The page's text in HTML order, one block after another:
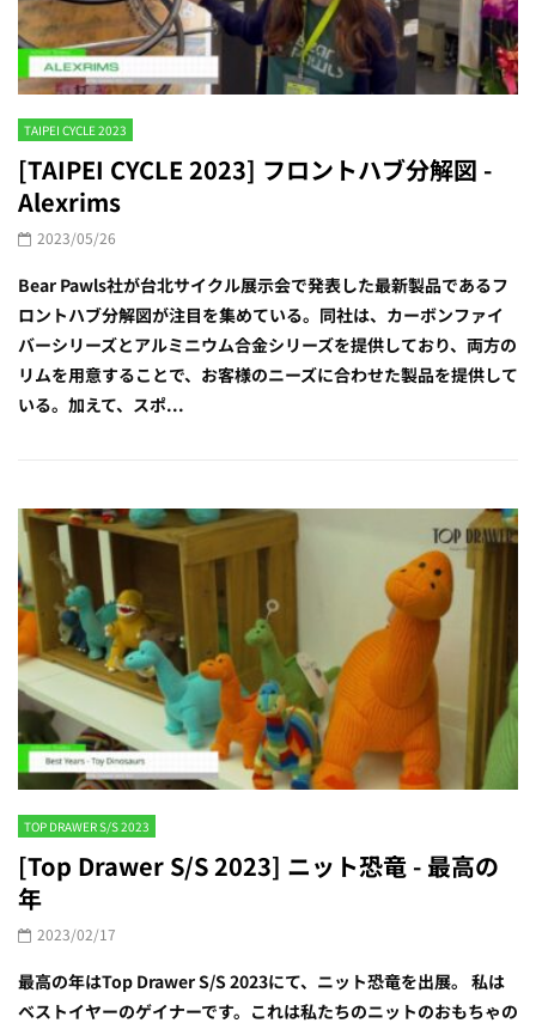
TAIPEI CYCLE 2023
[TAIPEI CYCLE 2023] フロントハブ分解図 -
Alexrims
2023/05/26
Bear Pawls社が台北サイクル展示会で発表した最新製品であるフ
ロントハブ分解図が注目を集めている。同社は、カーボンファイ
バーシリーズとアルミニウム合金シリーズを提供しており、両方の
リムを用意することで、お客様のニーズに合わせた製品を提供して
いる。加えて、スポ...
TOP DRAWER S/S 2023
[Top Drawer S/S 2023] ニット恐竜 - 最高の
年
2023/02/17
最高の年はTop Drawer S/S 2023にて、ニット恐竜を出展。 私は
ベストイヤーのゲイナーです。これは私たちのニットのおもちゃの